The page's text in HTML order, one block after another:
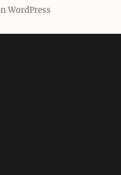
WordPress